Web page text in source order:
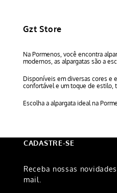
Gzt Store
Na Pormenos, você encontra
modernos, as alpargatas são a
Disponíveis em diversas cores e
confortável e um toque de estilo,
Escolha a alpargata ideal na
CADASTRE-SE
Receba nossas
mail.